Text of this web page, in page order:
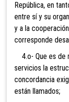
República, en
entre sí y su
y a la
corresponde
4.o- Que es de
servicios la
concordancia
están llamados;